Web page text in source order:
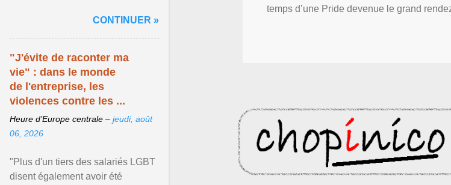
temps d’une Pride devenue le grand
une position tranchée. Afficher
l'article ...
CONTINUER »
"J'évite de raconter ma
vie" : dans le monde
de l'entreprise, les
violences contre les ...
Heure d’Europe centrale – jeudi, août
06, 2026
"Plus d'un tiers des salariés LGBT
disent également avoir été